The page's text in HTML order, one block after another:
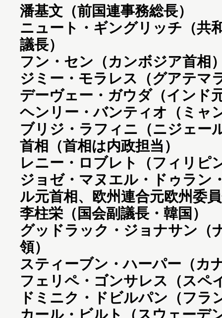
潘基文（前国連事務総長）
ニュート・ギングリッチ（
議長）
フン・セン（カンボジア首相
ジミー・モラレス（グアテマ
デーヴェー・ガウダ（インド
ヘンリー・バンティオ（ミャ
ブリジ・ラフィニ（ニジェー
首相（首相は内政担当）
レニー・ロブレト（フィリピ
ジョゼ・マヌエル・ドゥラン
ル元首相、欧州連合元欧州委
李柱栄（国会副議長・韓国）
グッドラック・ジョナサン（
領）
スティーブン・ハーパー（カ
フェリペ・ゴンサレス（スペ
ドミニク・ドビルパン（フラ
カール・ビルト（スウェーデ